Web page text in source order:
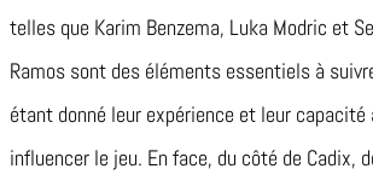
telles que Karim Benzema, Luka Modric et
Ramos sont des éléments essentiels à
étant donné leur expérience et leur capacité
influencer le jeu. En face, du côté de Cadix,